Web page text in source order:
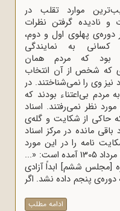
موارد تقلب در
و نادیده گرفتن نظرات
دوره‌ی پهلوی اول و دوم،
کسانی به نمایندگی
که مردم همان
که شخص از آن انتخاب
نیز وی را نمی‌شناختند. در
بی‌اعتناء بودند که
نظر نمی‌رفتند. اسناد
حاکی از شکایت و گله‌ی
مانده در مرکز اسناد
نامه را در این مورد
نشان می‌دهد. در سندی به تاریخ 12 مرداد 1305 آمده است: «...
[مجلس ششم] ابداً آزادی
پنجم داده نشد. اگر
ادامه مطلب